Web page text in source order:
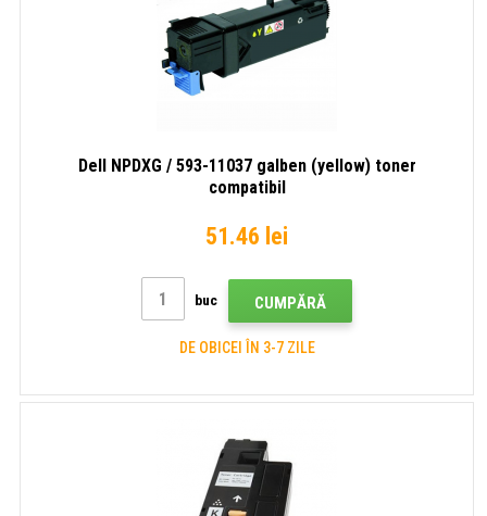
Dell NPDXG / 593-11037 galben (yellow) toner
compatibil
51.46 lei
buc CUMPĂRĂ
DE OBICEI ÎN 3-7 ZILE